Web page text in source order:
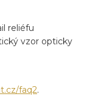
reliéfu
vzor opticky
faq2.